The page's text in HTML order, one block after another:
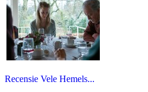
Recensie Vele Hemels...